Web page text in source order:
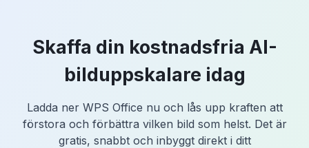
Skaffa din kostnadsfria AI-
bilduppskalare idag
Ladda ner WPS Office nu och lås upp kraften att
förstora och förbättra vilken bild som helst. Det är
gratis, snabbt och inbyggt direkt i ditt